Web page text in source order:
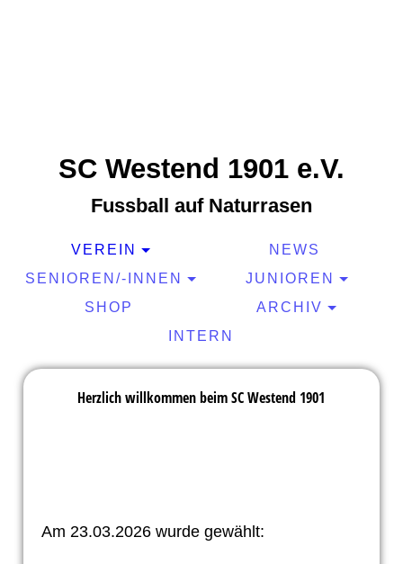
SC Westend 1901 e.V.
Fussball auf Naturrasen
VEREIN
NEWS
SENIOREN/-INNEN
JUNIOREN
SHOP
ARCHIV
INTERN
Herzlich willkommen beim SC Westend 1901
Am 23.03.2026 wurde gewählt: